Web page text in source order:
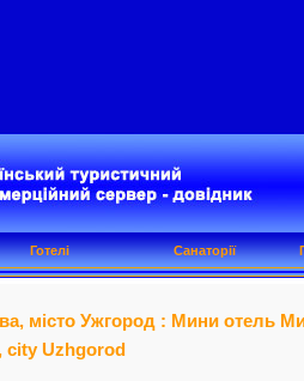
місто Ужгород : Мини отель
city Uzhgorod
Готелі Санаторії